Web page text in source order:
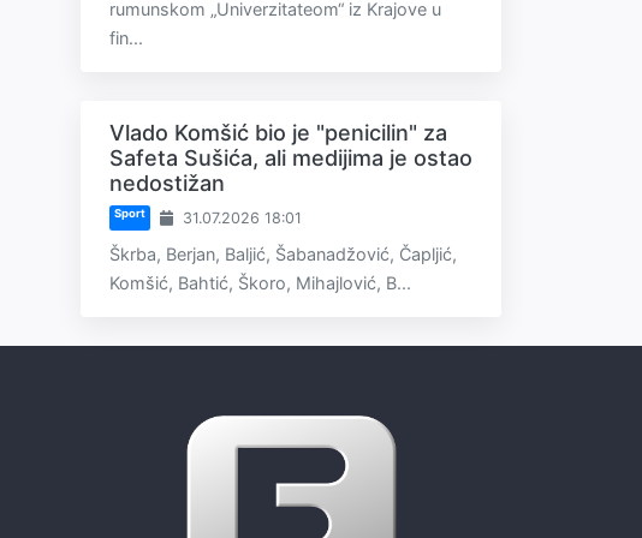
rumunskom „Univerzitateom“ iz Krajove u
fin...
Vlado Komšić bio je "penicilin" za
Safeta Sušića, ali medijima je ostao
nedostižan
Sport 31.07.2026 18:01
Škrba, Berjan, Baljić, Šabanadžović, Čapljić,
Komšić, Bahtić, Škoro, Mihajlović, B...